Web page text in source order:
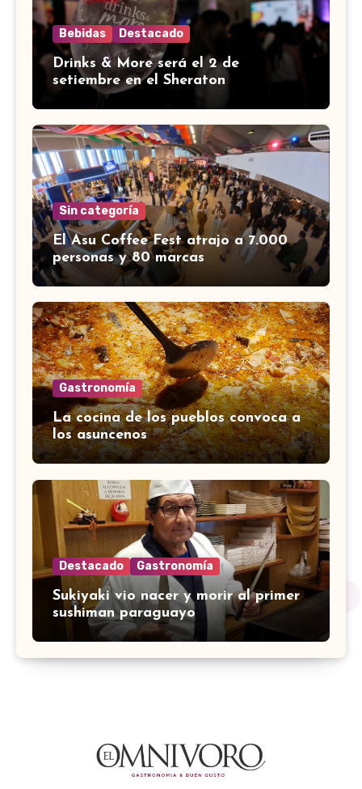
Bebidas Destacado
Drinks & More será el 2 de
setiembre en el Sheraton
Sin categoría
El Asu Coffee Fest atrajo a 7.000
personas y 80 marcas
Gastronomía
La cocina de los pueblos convoca a
los asuncenos
Destacado Gastronomía
Sukiyaki vio nacer y morir al primer
sushiman paraguayo